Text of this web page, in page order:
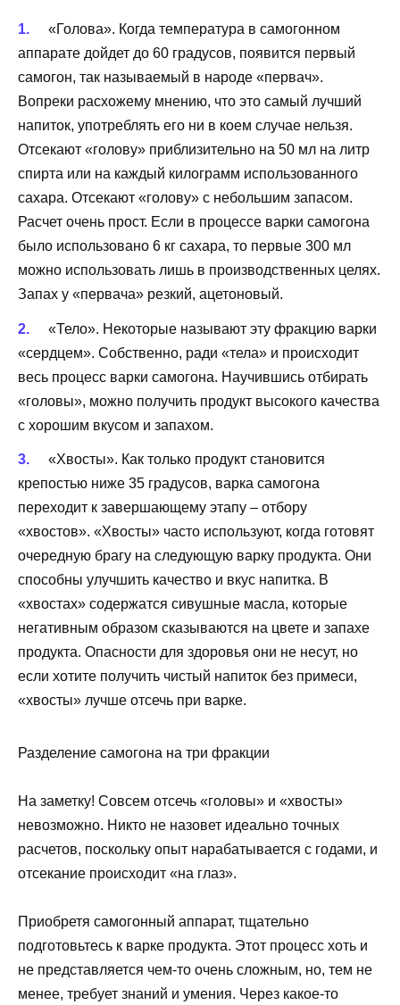
«Голова». Когда температура в самогонном
аппарате дойдет до 60 градусов, появится первый
самогон, так называемый в народе «первач».
Вопреки расхожему мнению, что это самый лучший
напиток, употреблять его ни в коем случае нельзя.
Отсекают «голову» приблизительно на 50 мл на литр
спирта или на каждый килограмм использованного
сахара. Отсекают «голову» с небольшим запасом.
Расчет очень прост. Если в процессе варки самогона
было использовано 6 кг сахара, то первые 300 мл
можно использовать лишь в производственных целях.
Запах у «первача» резкий, ацетоновый.
«Тело». Некоторые называют эту фракцию варки
«сердцем». Собственно, ради «тела» и происходит
весь процесс варки самогона. Научившись отбирать
«головы», можно получить продукт высокого качества
с хорошим вкусом и запахом.
«Хвосты». Как только продукт становится
крепостью ниже 35 градусов, варка самогона
переходит к завершающему этапу – отбору
«хвостов». «Хвосты» часто используют, когда готовят
очередную брагу на следующую варку продукта. Они
способны улучшить качество и вкус напитка. В
«хвостах» содержатся сивушные масла, которые
негативным образом сказываются на цвете и запахе
продукта. Опасности для здоровья они не несут, но
если хотите получить чистый напиток без примеси,
«хвосты» лучше отсечь при варке.
Разделение самогона на три фракции
На заметку! Совсем отсечь «головы» и «хвосты»
невозможно. Никто не назовет идеально точных
расчетов, поскольку опыт нарабатывается с годами, и
отсекание происходит «на глаз».
Приобретя самогонный аппарат, тщательно
подготовьтесь к варке продукта. Этот процесс хоть и
не представляется чем-то очень сложным, но, тем не
менее, требует знаний и умения. Через какое-то